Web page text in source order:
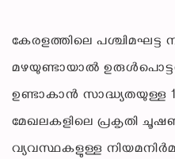
കേരളത്തിലെ പശ്ചിമഘട്ട
മഴയുണ്ടായാൽ
ഉണ്ടാകാൻ സാദ്ധ്യതയുള്ള
മേഖലകളിലെ പ്രകൃതി
വ്യവസ്ഥകളുള്ള